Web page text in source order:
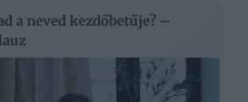
a neved kezdőbetűje? –